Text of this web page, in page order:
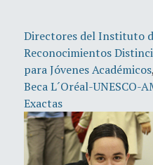
Directores del Instituto
Reconocimientos
para Jóvenes Académicos,
Beca L´Oréal-UNESCO-
Exactas